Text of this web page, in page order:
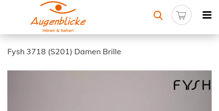
Fysh 3718 (S201) Damen Brille